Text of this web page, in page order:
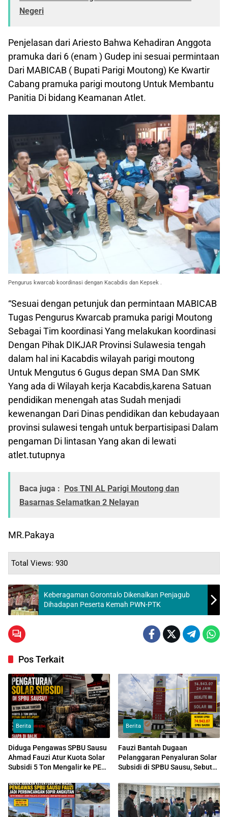
Negeri
Penjelasan dari Ariesto Bahwa Kehadiran Anggota
pramuka dari 6 (enam ) Gudep ini sesuai permintaan
Dari MABICAB ( Bupati Parigi Moutong) Ke Kwartir
Cabang pramuka parigi moutong Untuk Membantu
Panitia Di bidang Keamanan Atlet.
Pengurus kwarcab koordinasi dengan Kacabdis dan Kepsek .
“Sesuai dengan petunjuk dan permintaan MABICAB
Tugas Pengurus Kwarcab pramuka parigi Moutong
Sebagai Tim koordinasi Yang melakukan koordinasi
Dengan Pihak DIKJAR Provinsi Sulawesia tengah
dalam hal ini Kacabdis wilayah parigi moutong
Untuk Mengutus 6 Gugus depan SMA Dan SMK
Yang ada di Wilayah kerja Kacabdis,karena Satuan
pendidikan menengah atas Sudah menjadi
kewenangan Dari Dinas pendidikan dan kebudayaan
provinsi sulawesi tengah untuk berpartisipasi Dalam
pengaman Di lintasan Yang akan di lewati
atlet.tutupnya
Baca juga : Pos TNI AL Parigi Moutong dan
Basarnas Selamatkan 2 Nelayan
MR.Pakaya
Total Views: 930
Keberagaman Gorontalo Dikenalkan Penjagub
Dihadapan Peserta Kemah PWN-PTK
Pos Terkait
Berita
Diduga Pengawas SPBU Sausu
Ahmad Fauzi Atur Kuota Solar
Subsidi 5 Ton Mengalir ke PETI
Berita
Fauzi Bantah Dugaan
Pelanggaran Penyaluran Solar
Subsidi di SPBU Sausu, Sebut